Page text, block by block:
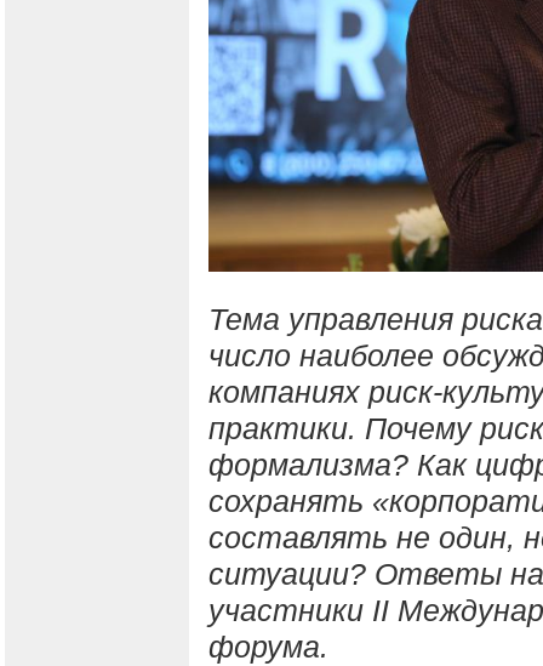
Тема управления
число наиболее
компаниях риск-
практики. Почему
формализма? Как
сохранять
составлять не один,
ситуации? Ответы на
участники II
форума.